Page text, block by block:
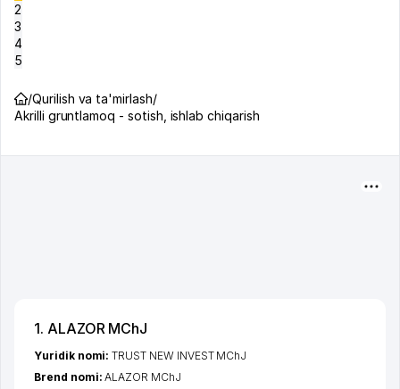
2
3
4
5
/Qurilish va ta'mirlash/
Akrilli gruntlamoq - sotish, ishlab chiqarish
1. ALAZOR MChJ
Yuridik nomi:TRUST NEW INVEST MChJ
Brend nomi:ALAZOR MChJ